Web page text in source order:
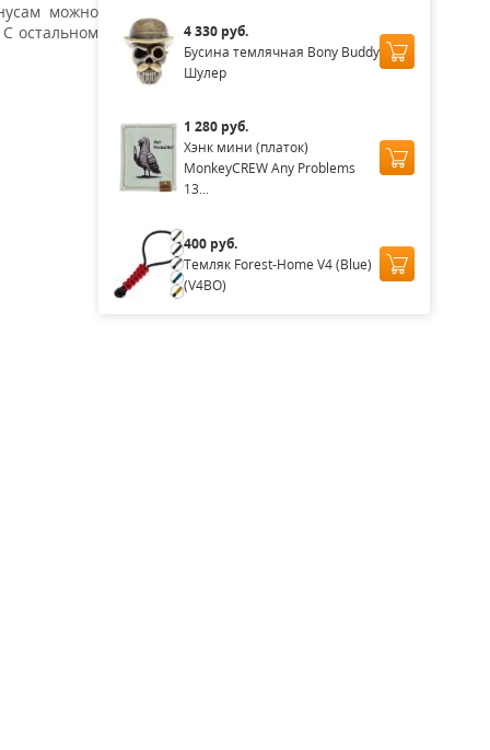
можно
остальном
4 330 руб.
Бусина темлячная Bony Buddy
Шулер
1 280 руб.
Хэнк мини (платок)
MonkeyCREW Any Problems
13...
400 руб.
Темляк Forest-Home V4 (Blue)
(V4BO)